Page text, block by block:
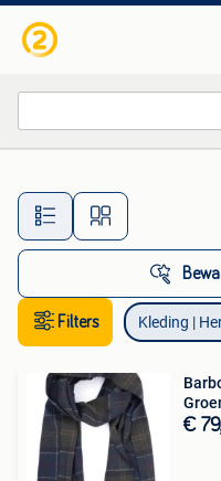
Alle
Filters Kleding |
€